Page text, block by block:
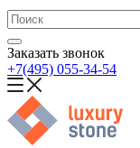
Заказать звонок
+7(495) 055-34-54